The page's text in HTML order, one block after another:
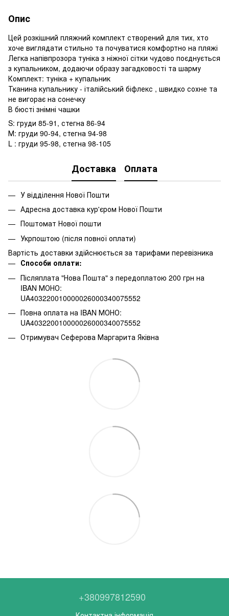
Опис
Цей розкішний пляжний комплект створений для тих, хто
хоче виглядати стильно та почуватися комфортно на пляжі
Легка напівпрозора туніка з ніжної сітки чудово поєднується
з купальником, додаючи образу загадковості та шарму
Комплект: туніка + купальник
Тканина купальнику - італійський біфлекс , швидко сохне та
не вигорає на сонечку
В бюсті знімні чашки
S: груди 85-91, стегна 86-94
М: груди 90-94, стегна 94-98
L : груди 95-98, стегна 98-105
Доставка Оплата
У відділення Нової Пошти
Адресна доставка кур'єром Нової Пошти
Поштомат Нової пошти
Укрпоштою (після повної оплати)
Вартість доставки здійснюється за тарифами перевізника
Способи оплати:
Післяплата "Нова Пошта" з передоплатою 200 грн на
IBAN МОНО:
UA403220010000026000340075552
Повна оплата на IBAN МОНО:
UA403220010000026000340075552
Отримувач Сеферова Маргарита Яківна
+380997812590